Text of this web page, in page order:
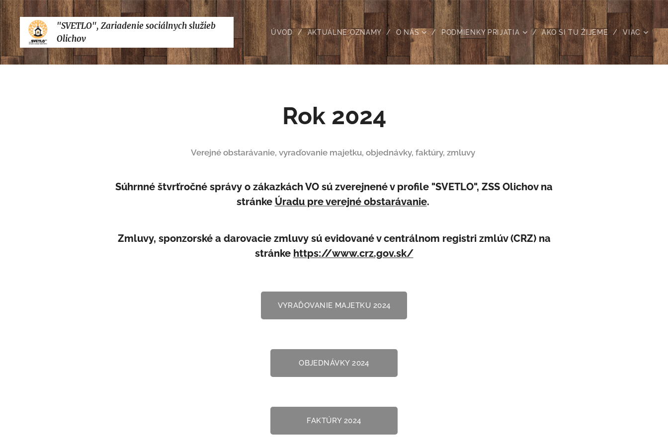
"SVETLO", Zariadenie sociálnych služieb
Olichov
ÚVOD AKTUÁLNE OZNAMY O NÁS PODMIENKY PRIJATIA AKO SI TU ŽIJEME VIAC
Rok 2024
Verejné obstarávanie, vyraďovanie majetku, objednávky, faktúry, zmluvy
Súhrnné štvrťročné správy o zákazkách VO sú zverejnené v profile "SVETLO", ZSS Olichov na
stránke Úradu pre verejné obstarávanie.
Zmluvy, sponzorské a darovacie zmluvy sú evidované v centrálnom registri zmlúv (CRZ) na
stránke https://www.crz.gov.sk/
VYRAĎOVANIE MAJETKU 2024
OBJEDNÁVKY 2024
FAKTÚRY 2024